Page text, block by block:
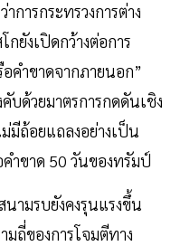
การกระทรวงการต่าง
กยังเปิดกว้างต่อการ
คำขาดจากภายนอก”
บด้วยมาตรการกดดันเชิง
มีถ้อยแถลงอย่างเป็น
ำขาด 50 วันของทรัมป์
ามรบยังคงรุนแรงขึ้น
มถี่ของการโจมตีทาง